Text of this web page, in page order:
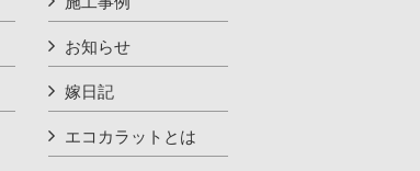
お知らせ
嫁日記
エコカラットとは